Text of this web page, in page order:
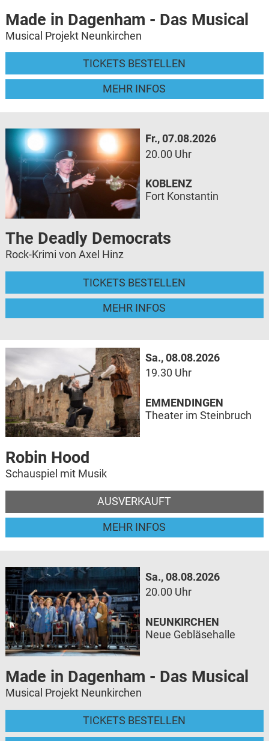
Made in Dagenham - Das Musical
Musical Projekt Neunkirchen
TICKETS BESTELLEN
MEHR INFOS
Fr., 07.08.2026
20.00 Uhr
The Deadly Democrats
Rock-Krimi von Axel Hinz
TICKETS BESTELLEN
MEHR INFOS
KOBLENZ
Fort Konstantin
Sa., 08.08.2026
19.30 Uhr
Robin Hood
Schauspiel mit Musik
AUSVERKAUFT
MEHR INFOS
EMMENDINGEN
Theater im Steinbruch
Sa., 08.08.2026
20.00 Uhr
Made in Dagenham - Das Musical
Musical Projekt Neunkirchen
TICKETS BESTELLEN
NEUNKIRCHEN
Neue Gebläsehalle